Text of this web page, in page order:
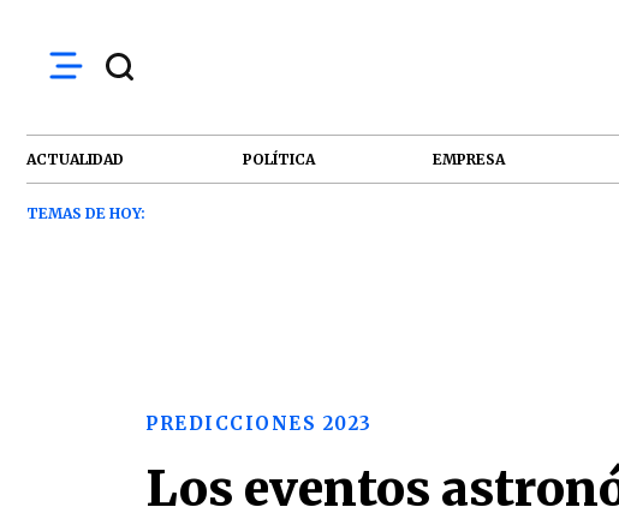
ACTUALIDAD POLÍTICA EMPRESA
TEMAS DE HOY:
PREDICCIONES 2023
Los eventos